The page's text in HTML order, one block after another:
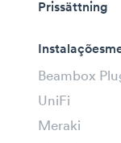
Prissättning
Beambox
UniFi
Meraki